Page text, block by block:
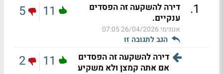
1
.
דירה להשקעה זה הפסדים
ענקיים.
אנונימי26/04/2026 07:05
הגב לתגובה זו
11
5
דירה להשקעה זה הפסדים
אם אתה קמצן ולא משקיע
11
2